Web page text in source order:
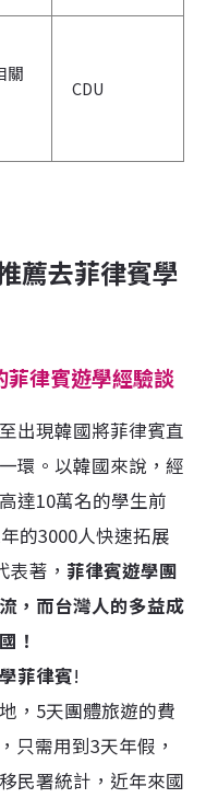
關
CDU
薦去菲律賓學
律賓遊學經驗談
出現韓國將菲律賓直
環。以韓國來說，經
達10萬名的學生前
的3000人快速拓展
著， 菲律賓遊學團
，而台灣人的多益成
！
菲律賓!
，5天團體旅遊的費
只需用到3天年假，
民署統計，近年來國